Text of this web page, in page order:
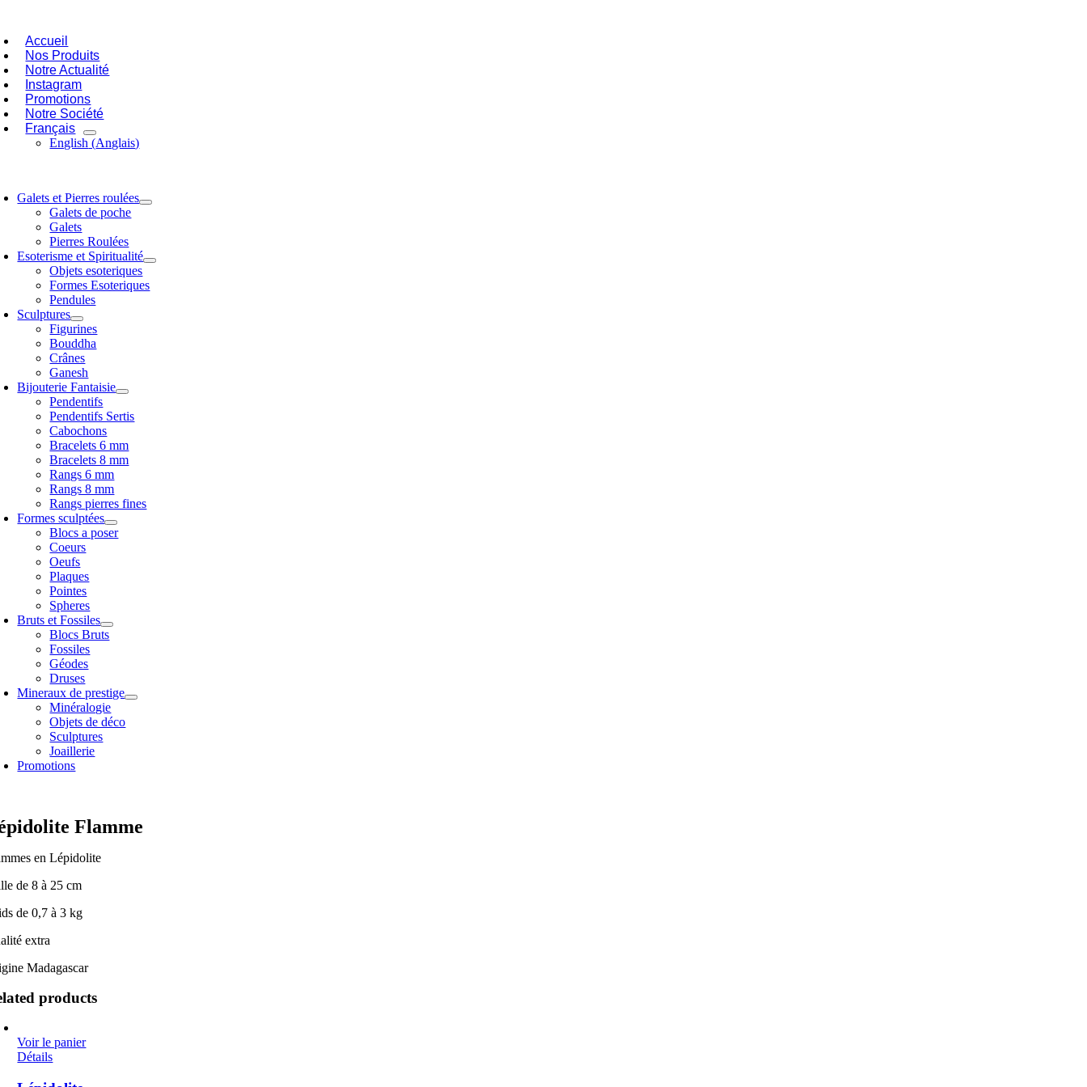
contenuAccueil
Nos Produits
Notre Actualité
Instagram
Promotions
Notre Société
Français
English (Anglais)
Galets et Pierres roulées
Galets de poche
Galets
Pierres Roulées
Esoterisme et Spiritualité
Objets esoteriques
Formes Esoteriques
Pendules
Sculptures
Figurines
Bouddha
Crânes
Ganesh
Bijouterie Fantaisie
Pendentifs
Pendentifs Sertis
Cabochons
Bracelets 6 mm
Bracelets 8 mm
Rangs 6 mm
Rangs 8 mm
Rangs pierres fines
Formes sculptées
Blocs a poser
Coeurs
Oeufs
Plaques
Pointes
Spheres
Bruts et Fossiles
Blocs Bruts
Fossiles
Géodes
Druses
Mineraux de prestige
Minéralogie
Objets de déco
Sculptures
Joaillerie
Promotions
Flamme
en Lépidolite
de 8 à 25 cm
de 0,7 à 3 kg
extra
Madagascar
products
Voir le panier
Détails